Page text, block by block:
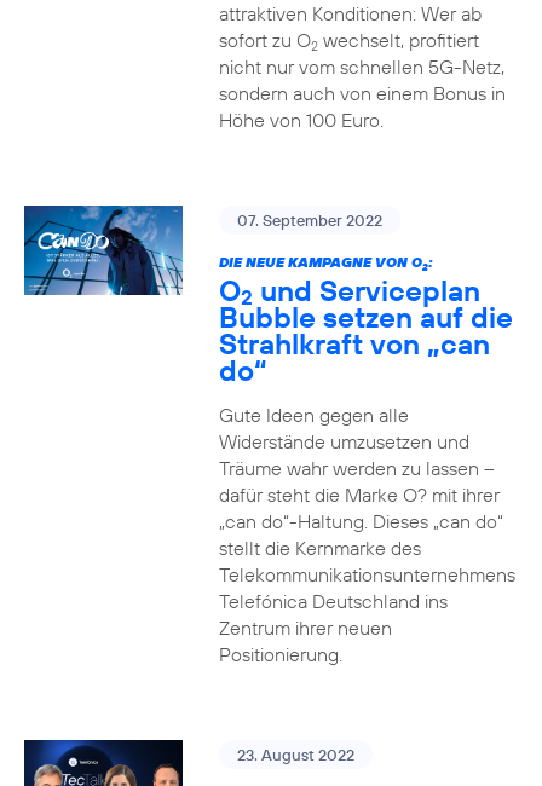
attraktiven Konditionen: Wer ab
sofort zu O2wechselt, profitiert
nicht nur vom schnellen 5G-Netz,
sondern auch von einem Bonus in
Höhe von 100 Euro.
07. September 2022
DIE NEUE KAMPAGNE VON O2:
O2 und Serviceplan
Bubble setzen auf die
Strahlkraft von „can
do“
Gute Ideen gegen alle
Widerstände umzusetzen und
Träume wahr werden zu lassen –
dafür steht die Marke O? mit ihrer
„can do“-Haltung. Dieses „can do“
stellt die Kernmarke des
Telekommunikationsunternehmens
Telefónica Deutschland ins
Zentrum ihrer neuen
Positionierung.
23. August 2022